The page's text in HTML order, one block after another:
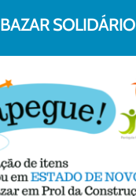
BAZAR SOLIDÁRIO